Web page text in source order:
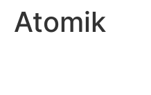
Atomik